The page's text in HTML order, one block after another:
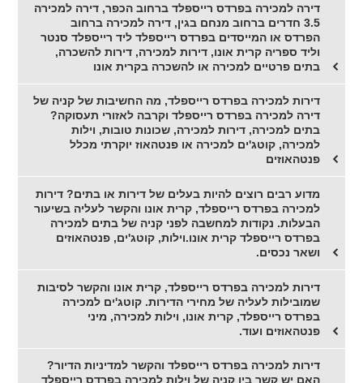
דירה למכירה בפרדס רייספלד ברחוב הכפר, דירה למכירה
3.5 חדרים ברחוב מנחם בגין, דירה למכירה ברחוב
הפרדס או המייסדים בפרדס רייספלד ליד רייספלד סנטר
וליד ספריה קרית אונו, דירות למכירה, דירות להשכרה,
בתים פרטיים למכירה או להשכרה בקרית אונו
דירות למכירה בפרדס רייספלד, מה החשיבות של קניה של
דירה למכירה בפרדס רייספלד וקרבה לאזורי תעסוקה?
בתים למכירה, דירות למכירה, שכונות טובות, וילות
למכירה, קוטג'ים למכירה או פנטהאוז יוקרתי מכלל
פנטהאוזים
מדוע רבים רוצים להיות בעלים של דירות או בתים? דירות
למכירה בפרדס רייספלד, קרית אונו והקשר לעליה בשיעור
הבעלות. נקודות למחשבה לפני קניה של בתים למכירה
בפרדס רייספלד קרית אונו.וילות, קוטג'ים, פנטהאוזים
ושאר נכסים.
דירות למכירה בפרדס רייספלד, קרית אונו והקשר לסיבות
שמובילות לעליה של מחירי הדירות. קוטג'ים למכירה
בפרדס רייספלד, קרית אונו, וילות למכירה, מיני
פנטהאוזים ועוד.
דירות למכירה בפרדס רייספלד והקשר למדיניות הדיור?
האם יש קשר בין קניה של וילות למכירה בפרדס רייספלד